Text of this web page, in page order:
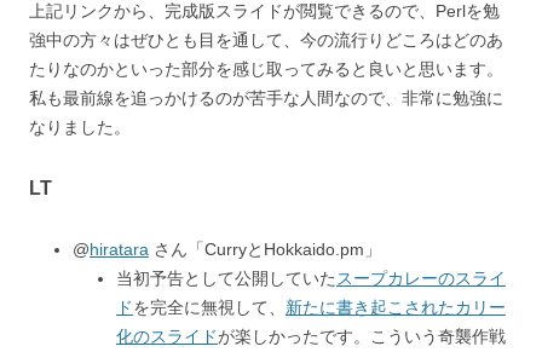
上記リンクから、完成版スライドが閲覧できるので、Perlを勉
強中の方々はぜひとも目を通して、今の流行りどころはどのあ
たりなのかといった部分を感じ取ってみると良いと思います。
私も最前線を追っかけるのが苦手な人間なので、非常に勉強に
なりました。
LT
@hiratara さん「CurryとHokkaido.pm」
当初予告として公開していた スープカレーのスライ
ドを完全に無視して、 新たに書き起こされたカリー
化のスライドが楽しかったです。こういう奇襲作戦